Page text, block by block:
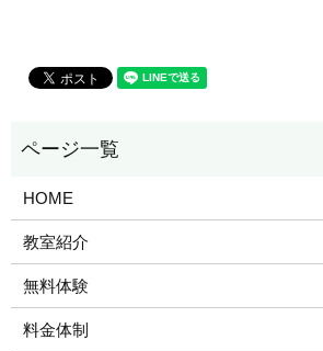
HOME
教室紹介
無料体験
料金体制